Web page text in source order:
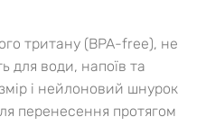
тритану (BPA-free), не
для води, напоїв та
і нейлоновий шнурок
перенесення протягом